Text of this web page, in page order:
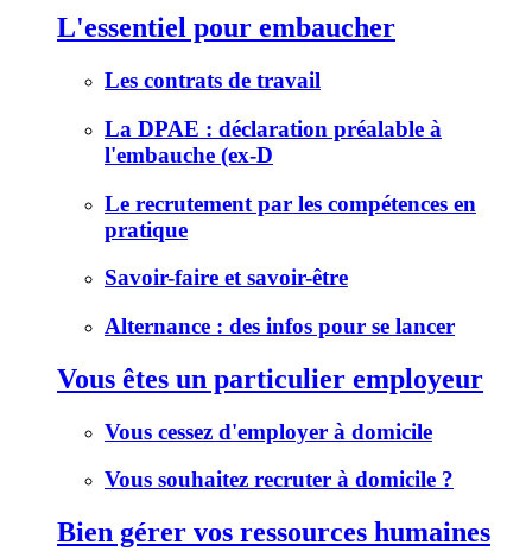
L'essentiel pour embaucher
Les contrats de travail
La DPAE : déclaration préalable à
l'embauche (ex-D
Le recrutement par les compétences en
pratique
Savoir-faire et savoir-être
Alternance : des infos pour se lancer
Vous êtes un particulier employeur
Vous cessez d'employer à domicile
Vous souhaitez recruter à domicile ?
Bien gérer vos ressources humaines